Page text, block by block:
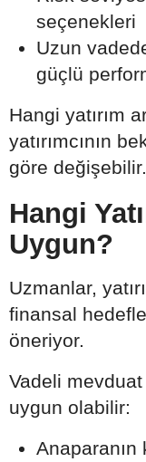
seçenekleri
Uzun
güçlü
Hangi yatırım
yatırımcının
göre değişebilir.
Hangi
Uygun?
Uzmanlar,
finansal
öneriyor.
Vadeli mevduat
uygun olabilir:
Anaparanın